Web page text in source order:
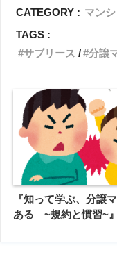
CATEGORY : マン
TAGS :
サブリース
分譲
『知って学ぶ、分譲
ある ~規約と慣習~』